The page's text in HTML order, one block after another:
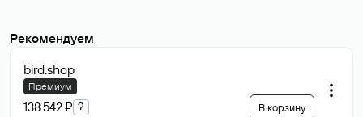
Рекомендуем
bird.shop
Премиум
138 542 ₽ ? В корзину